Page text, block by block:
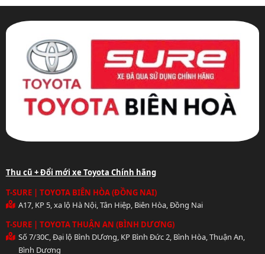
Thu cũ + Đổi mới xe Toyota Chính hãng
T-SURE | TOYOTA BIÊN HÒA (ĐỒNG NAI)
A17, KP 5, xa lộ Hà Nội, Tân Hiệp, Biên Hòa, Đồng Nai
T-SURE | TOYOTA THUẬN AN (BÌNH DƯƠNG)
Số 7/30C, Đại lộ Bình DƯơng, KP Bình Đức 2, Bình Hòa, Thuận An,
Bình Dương